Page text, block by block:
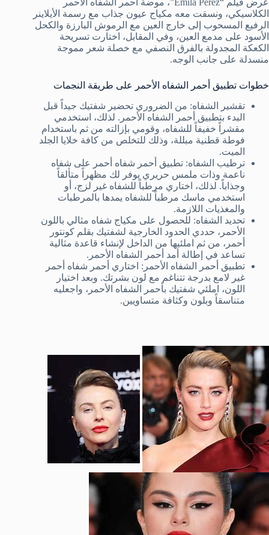
عرض فيلم “Emila Perez”، موضة أحمر الشفاه الأحمر
الكلاسيكي، ونسقت معه مكياج عيون جذاب مع رسمة الأيلاينر
الرفيع المسحوب إلى خارج العين مع الرموش البارزة والكحل
الأسود على مدمع العين، وفي المقابل، اختارت تسريحة
الكعكة المجدولة بالفرق النصفي مع خصلة شعر مموجة
منسدلة على جانب الوجه.
خطوات تطبيق أحمر الشفاه الأحمر على طريقة النجمات
تقشير الشفاه: من الضروري تحضير شفتيك جيداً قبل
البدء بتطبيق أحمر الشفاه الأحمر. لذلك، استخدمي
مقشراً خفيفاً للشفاه، وقومي بإزالته من ثم باستخدام
فوطة قطنية مبللة، وذلك للتخلص من كافة خلايا الجلد
الميت.
ترطيب الشفاه: تطبيق أحمر شفاه أحمر على شفاه
ناعمة وذات ملمس حريري يوفر لك مظهراً متألقاً
وجذاباً. لذلك، اختاري مرطباً للشفاه غير لزج، أو
استخدمي ماسك مرطباً للشفاه يمدها بالمرطبات
والمغذيات اللازمة.
تحديد الشفاه: للحصول على مكياج شفاه مثالي باللون
الأحمر، حددي الحدود الخارجية لشفتيك بقلم كونتور
أحمر، من ثم املئيها من الداخل لإنشاء قاعدة مثالية
تساعد في إطالة أمد أحمر الشفاه الأحمر.
تطبيق أحمر الشفاه الأحمر: اختاري أحمر شفاه أحمر
غير لامع بدرجة تتناغم مع لون بشرتك. وبعد اختيار
اللون، املئي شفتيك بأحمر الشفاه الأحمر، واجعليه
متناسقاً وبلون وكثافة متساويين.